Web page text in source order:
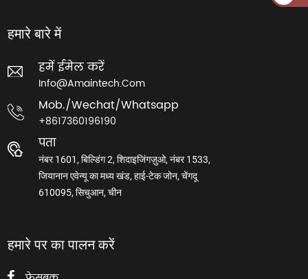
हमारे बारे में
हमें ईमेल करें
Info@amaintech.com
Mob./wechat/whatsapp
+8617360196190
पता
नंबर 1601, बिल्डिंग 2, शिदाइजिंगज़ुओ, नंबर 1533,
जियानान एवेन्यू का मध्य खंड, हाई-टेक जोन, चेंगदू
610095, सिचुआन, चीन
हमारे पर का पालन करें